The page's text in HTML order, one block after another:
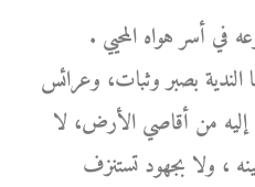
أسر هواه المحيي .
الندية بصبر وثبات، وعرائس
إليه من أقاصي الأرض، لا
، ولا بجهود تستنزف